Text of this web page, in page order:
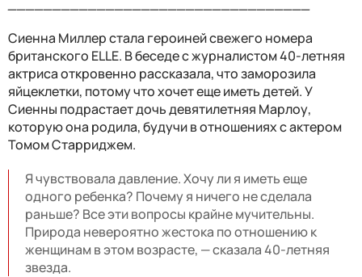
Сиенна Миллер стала героиней свежего номера
британского ELLE. В беседе с журналистом 40-летняя
актриса откровенно рассказала, что заморозила
яйцеклетки, потому что хочет еще иметь детей. У
Сиенны подрастает дочь девятилетняя Марлоу,
которую она родила, будучи в отношениях с актером
Томом Старриджем.
Я чувствовала давление. Хочу ли я иметь еще
одного ребенка? Почему я ничего не сделала
раньше? Все эти вопросы крайне мучительны.
Природа невероятно жестока по отношению к
женщинам в этом возрасте, — сказала 40-летняя
звезда.